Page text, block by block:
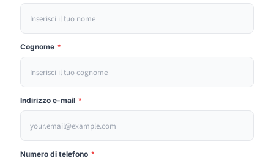
Cognome *
Indirizzo e-mail *
Numero di telefono *